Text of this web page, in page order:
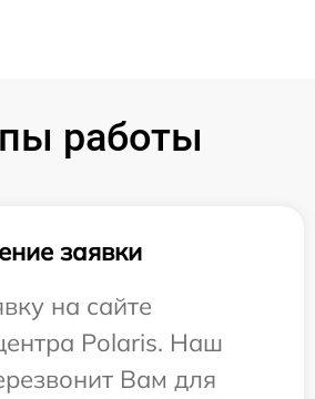
работы
заявки
на сайте
Polaris. Наш
Вам для